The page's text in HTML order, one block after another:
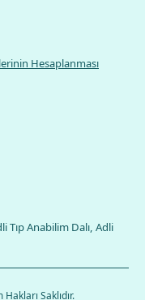
Hesaplanması
Tıp Anabilim Dalı, Adli
Saklıdır.